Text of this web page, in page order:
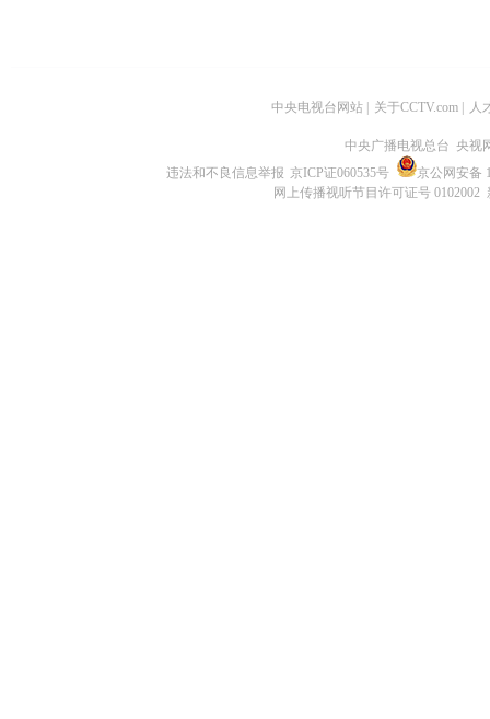
中央电视台网站 关于CCTV.com 人
中央广播电视总台 央视
违法和不良信息举报 京ICP证060535号
京公网安备
网上传播视听节目许可证号 0102002